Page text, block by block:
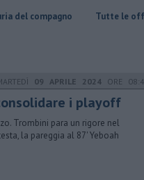
​Tutte le offerte di
09 APRILE 2024 ORE
i playoff
Trombini para un rigore nel
la pareggia al 87' Yeboah